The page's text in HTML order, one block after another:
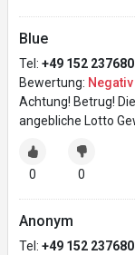
Blue
Tel: +49 152
Bewertung: Negativ
Achtung! Betrug!
angebliche Lotto
0 0
Anonym
Tel: +49 152